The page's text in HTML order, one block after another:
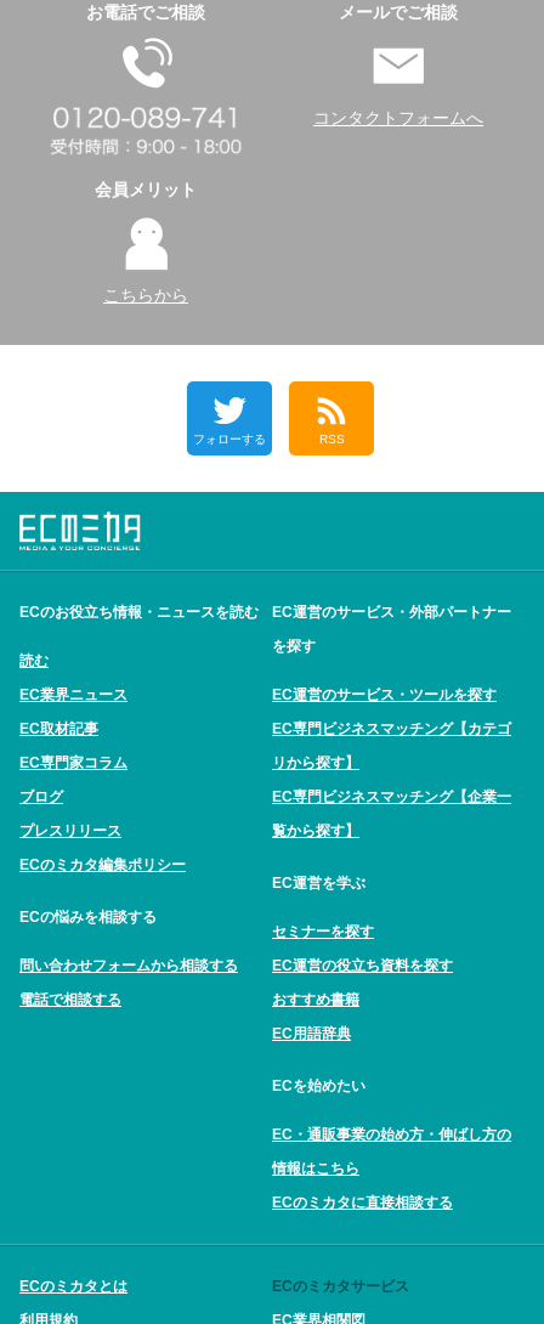
お電話でご相談 メールでご相談
コンタクトフォームへ
会員メリット
こちらから
フォローする RSS
ECのお役立ち情報・ニュースを読む
読む
EC業界ニュース
EC取材記事
EC専門家コラム
ブログ
プレスリリース
ECのミカタ編集ポリシー
ECの悩みを相談する
問い合わせフォームから相談する
電話で相談する
EC運営のサービス・外部パートナー
を探す
EC運営のサービス・ツールを探す
EC専門ビジネスマッチング【カテゴ
リから探す】
EC専門ビジネスマッチング【企業一
覧から探す】
EC運営を学ぶ
セミナーを探す
EC運営の役立ち資料を探す
おすすめ書籍
EC用語辞典
ECを始めたい
EC・通販事業の始め方・伸ばし方の
情報はこちら
ECのミカタに直接相談する
ECのミカタとは
ECのミカタサービス